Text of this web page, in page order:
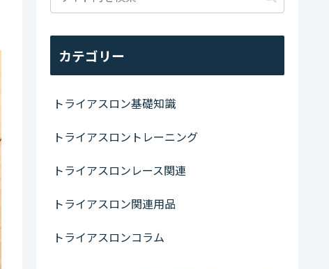
カテゴリー
トライアスロン基礎知識
トライアスロントレーニング
トライアスロンレース関連
トライアスロン関連用品
トライアスロンコラム